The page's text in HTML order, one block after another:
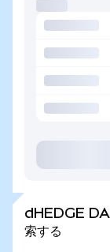
dHEDGE
索する